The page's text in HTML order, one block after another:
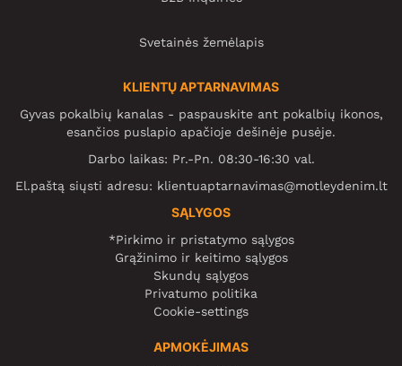
Svetainės žemėlapis
KLIENTŲ APTARNAVIMAS
Gyvas pokalbių kanalas - paspauskite ant pokalbių ikonos,
esančios puslapio apačioje dešinėje pusėje.
Darbo laikas: Pr.-Pn. 08:30-16:30 val.
El.paštą siųsti adresu: klientuaptarnavimas@motleydenim.lt
SĄLYGOS
*Pirkimo ir pristatymo sąlygos
Grąžinimo ir keitimo sąlygos
Skundų sąlygos
Privatumo politika
Cookie-settings
APMOKĖJIMAS